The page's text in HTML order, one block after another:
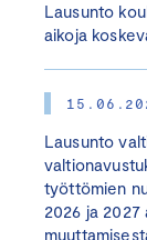
Lausunto
aikoja
Lausunto
työttömien
2026 ja